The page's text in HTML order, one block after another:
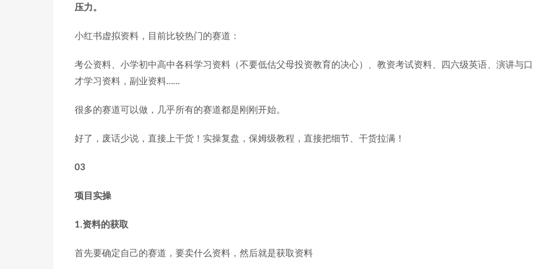
压力。
小红书虚拟资料，目前比较热门的赛道：
考公资料、小学初中高中各科学习资料（不要低估父母投资教育的决心）、教资考试资料、四六级英语、演讲与口
才学习资料，副业资料……
很多的赛道可以做，几乎所有的赛道都是刚刚开始。
好了，废话少说，直接上干货！实操复盘，保姆级教程，直接把细节、干货拉满！
03
项目实操
1.资料的获取
首先要确定自己的赛道，要卖什么资料，然后就是获取资料